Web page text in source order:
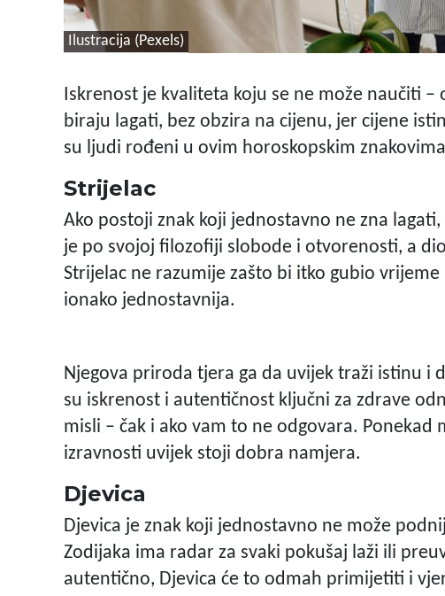
Ilustracija (Pexels)
Iskrenost je kvaliteta koju se ne može naučiti
biraju lagati, bez obzira na cijenu, jer cijene
su ljudi rođeni u ovim horoskopskim
Strijelac
Ako postoji znak koji jednostavno ne zna
je po svojoj filozofiji slobode i otvorenosti, a
Strijelac ne razumije zašto bi itko gubio
ionako jednostavnija.
Njegova priroda tjera ga da uvijek traži istinu i
su iskrenost i autentičnost ključni za zdrave
misli – čak i ako vam to ne odgovara.
izravnosti uvijek stoji dobra namjera.
Djevica
Djevica je znak koji jednostavno ne može
Zodijaka ima radar za svaki pokušaj laži ili
autentično, Djevica će to odmah primijetiti i